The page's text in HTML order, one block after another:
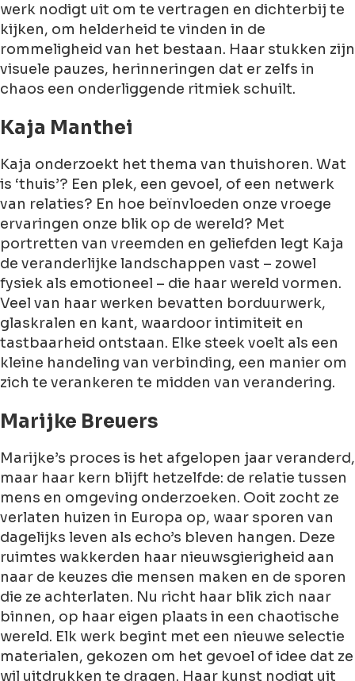
werk nodigt uit om te vertragen en dichterbij te
kijken, om helderheid te vinden in de
rommeligheid van het bestaan. Haar stukken zijn
visuele pauzes, herinneringen dat er zelfs in
chaos een onderliggende ritmiek schuilt.
Kaja Manthei
Kaja onderzoekt het thema van thuishoren. Wat
is ‘thuis’? Een plek, een gevoel, of een netwerk
van relaties? En hoe beïnvloeden onze vroege
ervaringen onze blik op de wereld? Met
portretten van vreemden en geliefden legt Kaja
de veranderlijke landschappen vast – zowel
fysiek als emotioneel – die haar wereld vormen.
Veel van haar werken bevatten borduurwerk,
glaskralen en kant, waardoor intimiteit en
tastbaarheid ontstaan. Elke steek voelt als een
kleine handeling van verbinding, een manier om
zich te verankeren te midden van verandering.
Marijke Breuers
Marijke’s proces is het afgelopen jaar veranderd,
maar haar kern blijft hetzelfde: de relatie tussen
mens en omgeving onderzoeken. Ooit zocht ze
verlaten huizen in Europa op, waar sporen van
dagelijks leven als echo’s bleven hangen. Deze
ruimtes wakkerden haar nieuwsgierigheid aan
naar de keuzes die mensen maken en de sporen
die ze achterlaten. Nu richt haar blik zich naar
binnen, op haar eigen plaats in een chaotische
wereld. Elk werk begint met een nieuwe selectie
materialen, gekozen om het gevoel of idee dat ze
wil uitdrukken te dragen. Haar kunst nodigt uit